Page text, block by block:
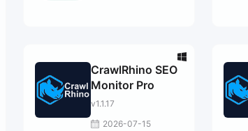
CrawlRhino SEO
Monitor Pro
v1.1.17
2026-07-15